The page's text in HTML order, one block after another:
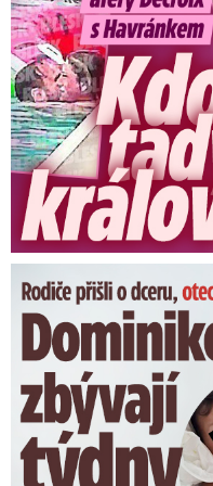
Hasiči dnes v
které voda tekoucí
altánu.Dostali se k
bezpečí. Kvůli
dalších místech
hlavně k
čerpání vody, řekl
krajských hasičů
„Voda, která
lidi na zahradě v
dostat je z altánu
Příbrami podle něj
Bratří Čapků, kde
Dominikovi (8) zbývají